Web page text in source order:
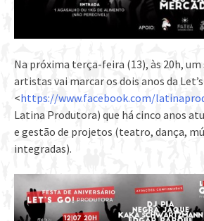
Na próxima terça-feira (13), às 20h,
artistas vai marcar os dois anos da
<https://www.facebook.com/
Latina Produtora) que há cinco anos
e gestão de projetos (teatro, dança,
integradas).